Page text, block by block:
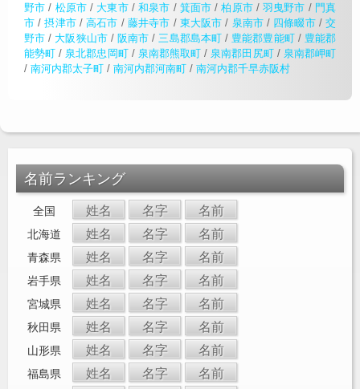
野市 / 松原市/ 大東市/ 和泉市 / 箕面市 /柏原市/羽曳野市 / 門真
市 /摂津市/高石市 / 藤井寺市 / 東大阪市 / 泉南市/ 四條畷市/交
野市 / 大阪狭山市/阪南市 / 三島郡島本町 / 豊能郡豊能町/ 豊能郡
能勢町 / 泉北郡忠岡町/ 泉南郡熊取町 / 泉南郡田尻町/ 泉南郡岬町
/ 南河内郡太子町 / 南河内郡河南町 / 南河内郡千早赤阪村
名前ランキング
全国 姓名 名字 名前
北海道 姓名 名字 名前
青森県 姓名 名字 名前
岩手県 姓名 名字 名前
宮城県 姓名 名字 名前
秋田県 姓名 名字 名前
山形県 姓名 名字 名前
福島県 姓名 名字 名前